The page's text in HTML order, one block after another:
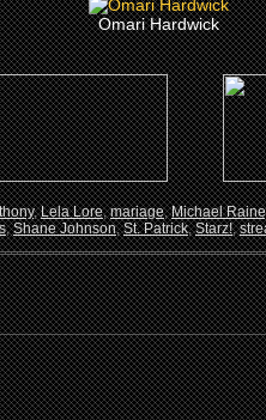
Omari Hardwick
,Lela Lore,mariage,Michael
,Shane Johnson,St. Patrick,Starz!,